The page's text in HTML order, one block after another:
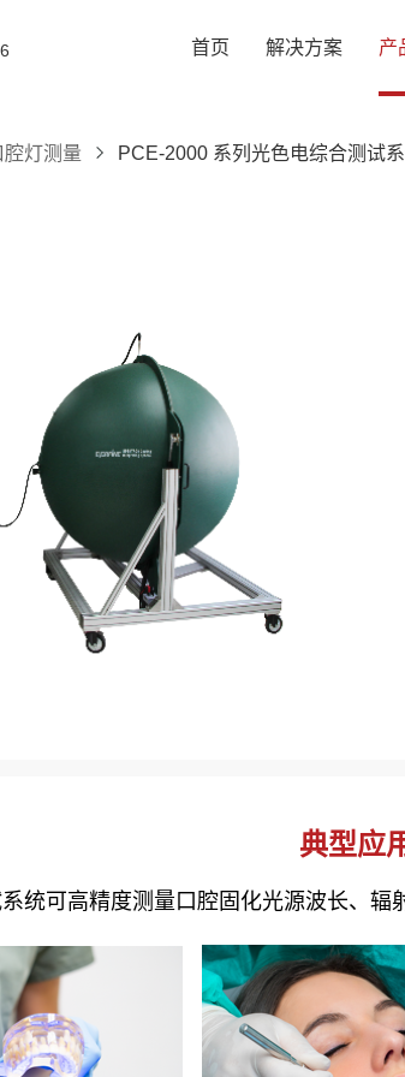
首页 解决方案 产
灯测量 PCE-2000 系列光色电综合测试
典型应
统可高精度测量口腔固化光源波长、辐